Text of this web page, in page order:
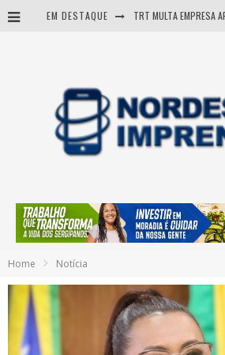
EM DESTAQUE
Home Notícia